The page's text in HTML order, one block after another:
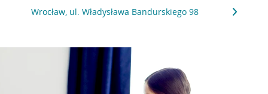
Wrocław, ul. Władysława Bandurskiego 98